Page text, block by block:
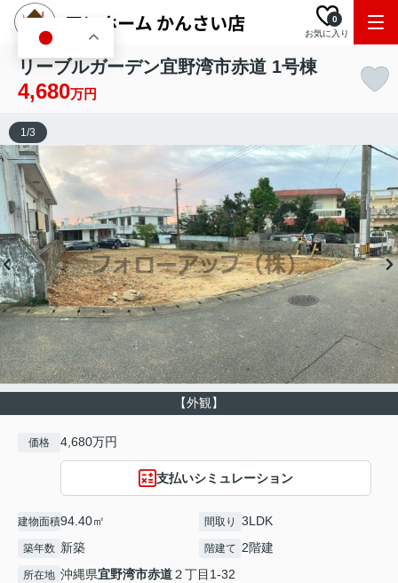
お気に入り
0
リーブルガーデン宜野湾市赤道 1号棟
4,680万円
【外観】
1/3
価格 4,680万円
支払いシミュレーション
建物面積94.40㎡ 間取り 3LDK
築年数 新築 階建て 2階建
所在地 沖縄県宜野湾市赤道２丁目1-32